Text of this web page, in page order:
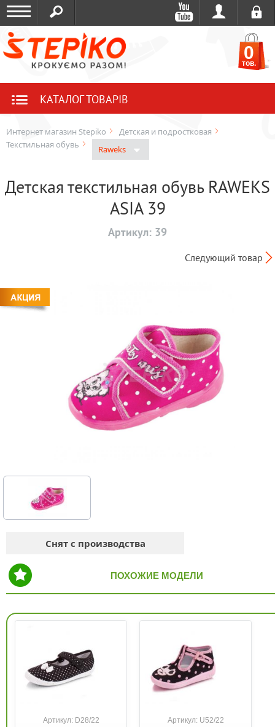
0
тов.
КАТАЛОГ ТОВАРІВ
Интернет магазин Stepiko
Детская и подростковая
Текстильная обувь
Raweks
Детская текстильная обувь RAWEKS
ASIA 39
Артикул: 39
Следующий товар
Снят с производства
ПОХОЖИЕ МОДЕЛИ
Артикул: D28/22 Артикул: U52/22